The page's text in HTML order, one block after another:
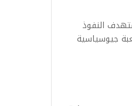
النفوذ
جيوسياسية